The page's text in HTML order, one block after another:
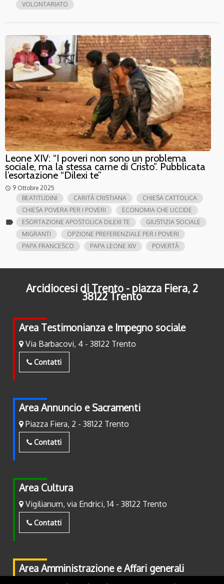
VOLONTARIATO
Leone XIV: “I poveri non sono un problema
sociale, ma la stessa carne di Cristo”. Pubblicata
l’esortazione “Dilexi te”
access_time 9 Ottobre 2025
label
BEATITUDINI CARITÀ CRISTIANA
CHIESA CATTOLICA
CHIESA POVERA PER I POVERI
ECONOMIA CHE UCCIDE
ESORTAZIONE APOSTOLICA DILEXI TE
GIUSTIZIA SOCIALE
MIGRANTI
OPZIONE PREFERENZIALE PER I POVERI
PAPA FRANCESCO
PAPA LEONE XIV POVERTÀ
Arcidiocesi di Trento - piazza Fiera, 2
38122 Trento
Area Testimonianza e Impegno sociale
Via Barbacovi, 4 - 38122 Trento
Contatti
Area Annuncio e Sacramenti
Piazza Fiera, 2 - 38122 Trento
Contatti
Area Cultura
Vigilianum, via Endrici, 14 - 38122 Trento
Contatti
Area Amministrazione e Affari generali